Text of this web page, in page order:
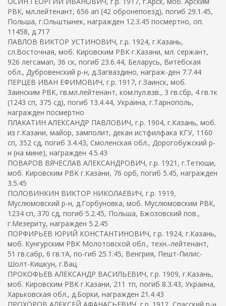
РВК, мл.лейтенант, 656 ап (42 обронепоезд), погиб 29.1.45,
Польша, г.Ольштынек, награжден 12.3.45 посмертно, оп.
11458, д.717
ПАВЛОВ ВИКТОР УСТИНОВИЧ, г.р. 1924, г.Казань,
сл.Восточная, моб. Кировским РВК г.Казани, мл. сержант,
926 легсамап, 36 ск, погиб 23.6.44, Беларусь, Витебская
обл., Дубровенский р-н, д.Загваздино, награж-ден 7.7.44
ПЕРЦЕВ ИВАН ЕФИМОВИЧ, г.р. 1917, г.Заинск, моб.
Заинским РВК, гв.мл.лейтенант, ком.пул.взв., 3 гв.сбр, 4 гв.тк
(1243 сп, 375 сд), погиб 13.4.44, Украина, г.Тарнополь,
награжден посмертно
ПЛАКАТИН АЛЕКСАНДР ПАВЛОВИЧ, г.р. 1904, г.Казань, моб.
из г.Казани, майор, замполит, декан истфилфака КГУ, 1160
сп, 352 сд, погиб 3.4.43, Смоленская обл., Дорогобужский р-
н (на мине), награжден 4.5.43
ПОВАРОВ ВЯЧЕСЛАВ АЛЕКСАНДРОВИЧ, г.р. 1921, г.Тетюши,
моб. Кировским РВК г.Казани, 76 орб, погиб 5.45, награжден
3.5.45
ПОЛОВИНКИН ВИКТОР НИКОЛАЕВИЧ, г.р. 1919,
Муслюмовский р-н, д.Горбуновка, моб. Муслюмовским РВК,
1234 сп, 370 сд, погиб 5.2.45, Польша, Бжозовский пов.,
г.Мезериту, награжден 5.2.45
ПОРФИРЬЕВ ЮРИЙ КОНСТАНТИНОВИЧ, г.р. 1924, г.Казань,
моб. Кунгурским РВК Молотовской обл., техн.-лейтенант,
51 гв.сабр, 6 гв.тА, по-гиб 25.1.45, Венгрия, Пешт-Пилис-
Шолт-Кишкун, г.Вац
ПРОКОФЬЕВ АЛЕКСАНДР ВАСИЛЬЕВИЧ, г.р. 1909, г.Казань,
моб. Кировским РВК г.Казани, 211 тп, погиб 8.3.43, Украина,
Харьковская обл., д.Борки, награжден 21.4.43